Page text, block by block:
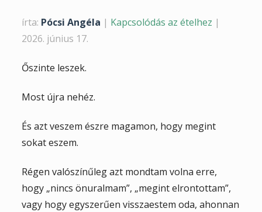
írta: Pócsi Angéla | Kapcsolódás az ételhez |
2026. június 17.
Őszinte leszek.
Most újra nehéz.
És azt veszem észre magamon, hogy megint
sokat eszem.
Régen valószínűleg azt mondtam volna erre,
hogy „nincs önuralmam”, „megint elrontottam”,
vagy hogy egyszerűen visszaestem oda, ahonnan